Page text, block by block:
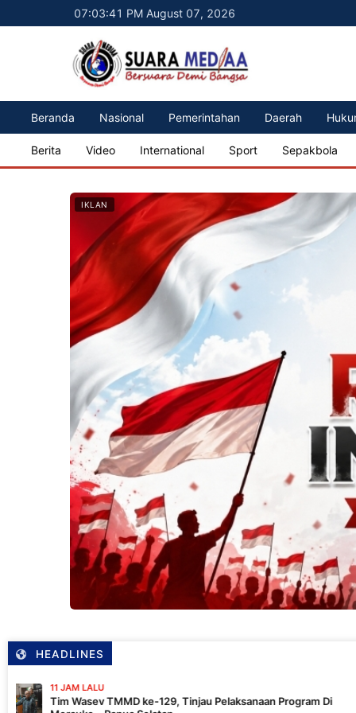
07:03:43 PM August 07, 2026
Beranda Nasional Pemerintahan Daerah
Berita Video International Sport Sepakbola
IKLAN
HEADLINES
ke-129, Tinjau Pelaksanaan Program Di
12